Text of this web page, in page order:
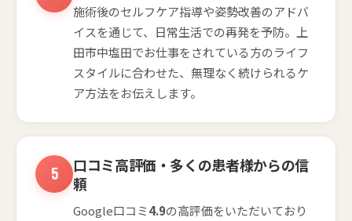
施術後のセルフケア指導や姿勢改善のアドバ
イスを通じて、日常生活での再発を予防。上
田市中塩田でお仕事をされている方のライフ
スタイルに合わせた、無理なく続けられるケ
ア方法をお伝えします。
口コミ高評価・多くの患者様からの信
頼
Google口コミ4.9の高評価をいただいており